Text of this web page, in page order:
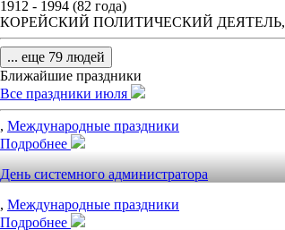
1912 - 1994 (82 года)
КОРЕЙСКИЙ ПОЛИТИЧЕСКИЙ
... еще 79 людей
Ближайшие праздники
Все праздники июля
, Международные праздники
Подробнее
День системного администратора
, Международные праздники
Подробнее